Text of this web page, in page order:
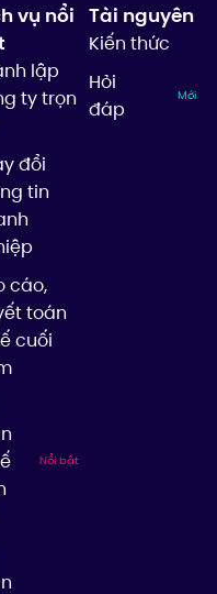
vụ nổi
lập
ty trọn
đổi
tin
cáo,
toán
cuối
Nổi bật
Tài nguyên
Kiến thức
Hỏi
đáp
Mới